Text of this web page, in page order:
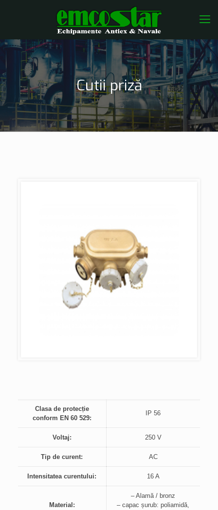
Cutii priză
Clasa de protecție
conform EN 60 529:
IP 56
Voltaj: 250 V
Tip de curent: AC
Intensitatea curentului: 16 A
Material:
– Alamă / bronz
– capac șurub: poliamidă,